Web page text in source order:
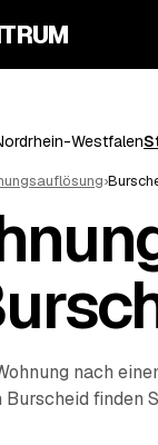
Westfalen
›
nach
Burscheid finden
genügt,